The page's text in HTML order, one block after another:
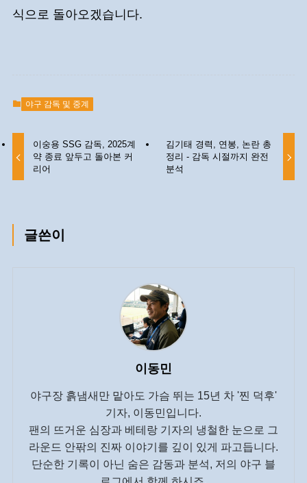
식으로 돌아오겠습니다.
야구 감독 및 중계
이숭용 SSG 감독, 2025계
약 종료 앞두고 돌아본 커
리어
김기태 경력, 연봉, 논란 총
정리 - 감독 시절까지 완전
분석
글쓴이
이동민
야구장 흙냄새만 맡아도 가슴 뛰는 15년 차 '찐 덕후'
기자, 이동민입니다.
팬의 뜨거운 심장과 베테랑 기자의 냉철한 눈으로 그
라운드 안팎의 진짜 이야기를 깊이 있게 파고듭니다.
단순한 기록이 아닌 숨은 감동과 분석, 저의 야구 블